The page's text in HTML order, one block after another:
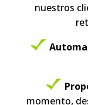
nuestros
momento,